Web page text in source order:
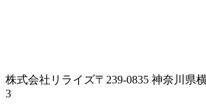
株式会社リライズ〒239-0835 神奈川県
3